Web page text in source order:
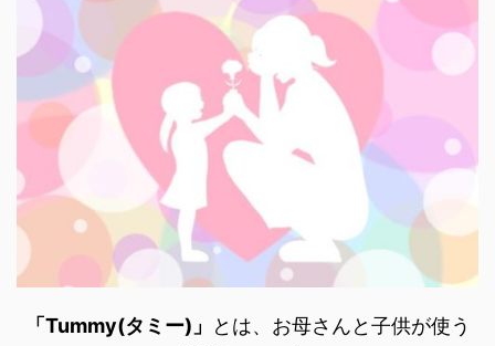
「Tummy(タミー)」
とは、お母さんと子供が使う